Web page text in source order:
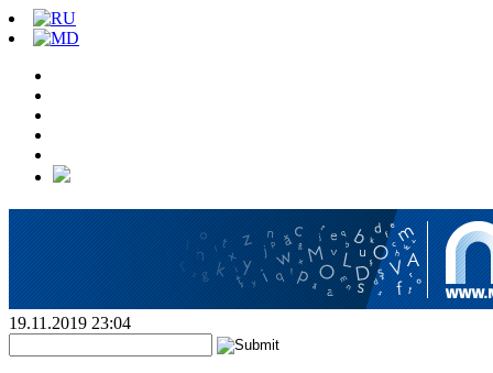
19.11.2019 23:04